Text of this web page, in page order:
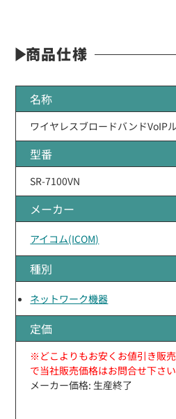
商品仕様
名称
ワイヤレスブロードバンドVoIP
型番
SR-7100VN
メーカー
アイコム(ICOM)
種別
ネットワーク機器
定価
※どこよりもお安くお値引き販
で当社販売価格はお問合せ下さい
メーカー価格: 生産終了